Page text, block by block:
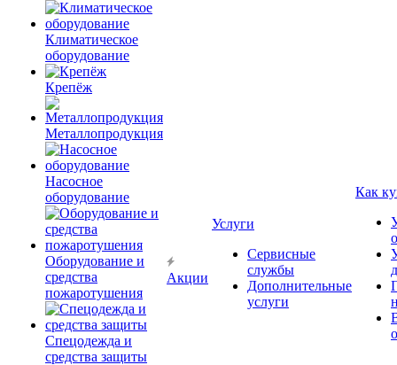
Климатическое
оборудование
Крепёж
Металлопродукция
Насосное
оборудование
Оборудование и
средства
пожаротушения
Спецодежда и
средства защиты
Акции
Услуги
Сервисные
службы
Дополнительные
услуги
Как